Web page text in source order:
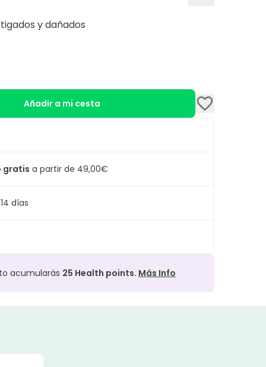
y dañados
Añadir a mi cesta
gratis a partir de 49,00€
14 días
acumularás 25 Health points. Más Info